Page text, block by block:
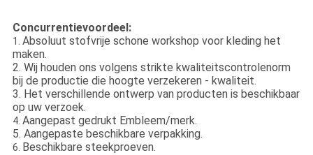
Concurrentievoordeel:
1. Absoluut stofvrije schone workshop voor kleding het
maken.
2. Wij houden ons volgens strikte kwaliteitscontrolenorm
bij de productie die hoogte verzekeren - kwaliteit.
3. Het verschillende ontwerp van producten is beschikbaar
op uw verzoek.
4. Aangepast gedrukt Embleem/merk.
5. Aangepaste beschikbare verpakking.
6. Beschikbare steekproeven.